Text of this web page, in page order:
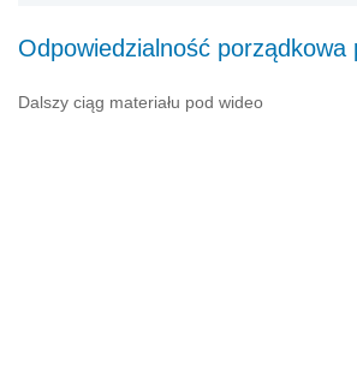
Odpowiedzialność porządkowa
Dalszy ciąg materiału pod wideo